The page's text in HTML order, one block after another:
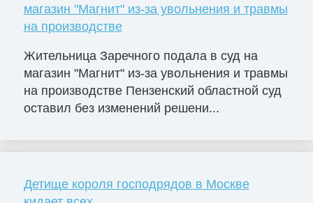
магазин "Магнит" из-за увольнения и травмы
на производстве
Жительница Заречного подала в суд на
магазин "Магнит" из-за увольнения и травмы
на производстве Пензенский областной суд
оставил без изменений решени...
Детище короля господрядов в Москве